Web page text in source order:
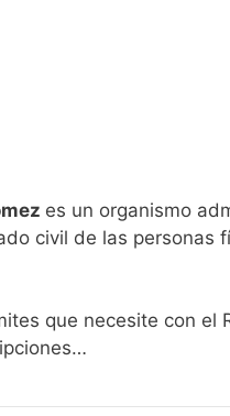
es un organismo
civil de las
que necesite con